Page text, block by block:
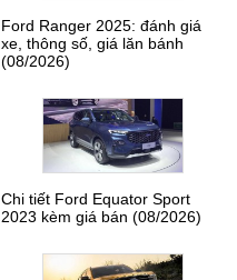
Ford Ranger 2025: đánh giá
xe, thông số, giá lăn bánh
(08/2026)
Chi tiết Ford Equator Sport
2023 kèm giá bán (08/2026)